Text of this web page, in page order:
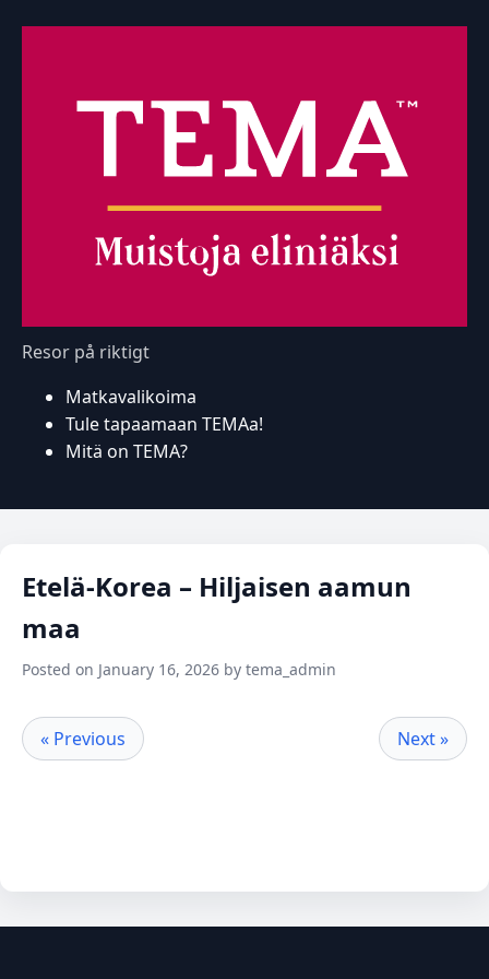
Resor på riktigt
Matkavalikoima
Tule tapaamaan TEMAa!
Mitä on TEMA?
Etelä-Korea – Hiljaisen aamun
maa
Posted on January 16, 2026 by tema_admin
« Previous Next »